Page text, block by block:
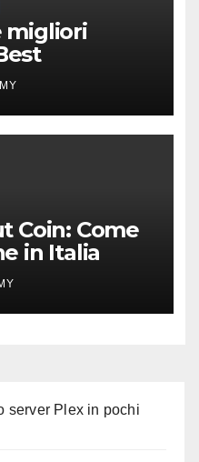
migliori
Coin: Come
in Italia
server Plex in pochi